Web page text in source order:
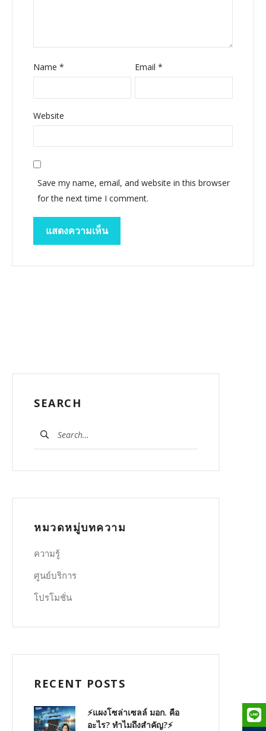
Name * Email*
Website
Save my name, email, and website in this browser
for the next time I comment.
SEARCH
ค้นหา
หมวดหมู่บทความ
ความรู้
ศูนย์บริการ
โปรโมชั่น
RECENT POSTS
⚡แผงโซล่าเซลล์ มอก. คือ
อะไร? ทำไมถึงสำคัญ?⚡